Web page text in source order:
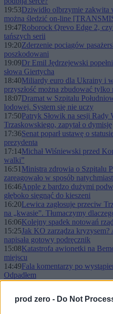
prod zero - Do Not
19:53Dziwidło olbrzymie zakwita
można śledzić on-line
19:47Roborock Qrevo Edge 2,
tańszych serii
19:20Zderzenie pociągów
poszkodowani
19:09Dr Emil Jędrzejewski
słowa Giertycha
18:40Miliardy euro dla Ukrainy i
przyszłość można zbudować tylko
18:07Dramat w Szpitalu
lodowej. System się nie uczy
17:50Patryk Słowik na sesji Rady
Trzaskowskiego, zapytał o dymisję
17:36Senat poparł ustawę o
prezydenta
17:14Michał Wiśniewski przed
walki”
16:51 Ministra zdrowia o Szpitalu
zareagowało w sposób
16:46Apple z bardzo dużymi
głęboko sięgnąć do kieszeni
16:20Lewica zagłosuje przeciw
na „kwasie”. Tłumaczymy
16:06Kolejny spadek notowań
15:25Jak KO zarządza
napisała gotowy podręcznik
15:08Katastrofa awionetki na
miejscu
14:49Fala komentarzy po
Odpadłem
14:41Żurek odniósł się do słów
14:39Kibic, którego podziwia